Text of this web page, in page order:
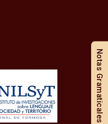
Notas Gramaticales